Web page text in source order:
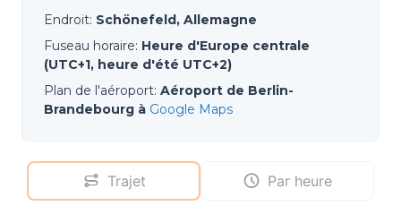
Endroit: Schönefeld, Allemagne
Fuseau horaire: Heure d'Europe centrale
(UTC+1, heure d'été UTC+2)
Plan de l'aéroport: Aéroport de Berlin-
Brandebourg à Google Maps